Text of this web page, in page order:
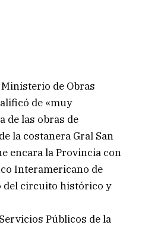
de Obras
de «muy
de las obras de
la costanera Gral San
encara la Provincia con
Interamericano de
del circuito histórico y
Públicos de la